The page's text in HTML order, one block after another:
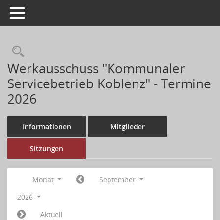
Toggle navigation
Werkausschuss "Kommunaler
Servicebetrieb Koblenz" - Termine
2026
Informationen Mitglieder
Sitzungen
Monat
September
2026
Aktuell